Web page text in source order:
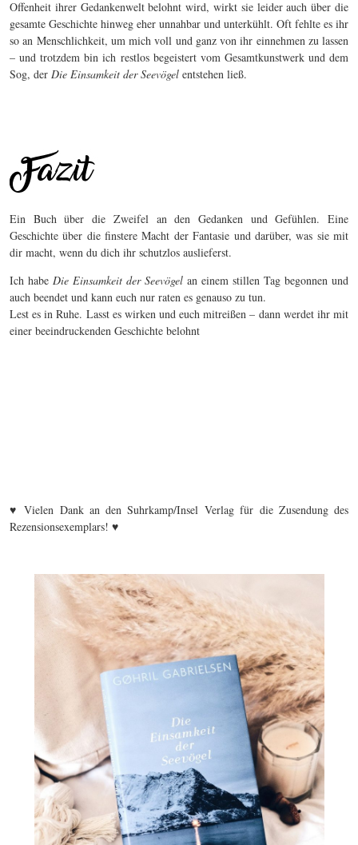
Offenheit ihrer Gedankenwelt belohnt wird, wirkt sie leider auch über die
gesamte Geschichte hinweg eher unnahbar und unterkühlt. Oft fehlte es ihr
so an Menschlichkeit, um mich voll und ganz von ihr einnehmen zu lassen
– und trotzdem bin ich restlos begeistert vom Gesamtkunstwerk und dem
Sog, der Die Einsamkeit der Seevögel entstehen ließ.
Ein Buch über die Zweifel an den Gedanken und Gefühlen. Eine
Geschichte über die finstere Macht der Fantasie und darüber, was sie mit
dir macht, wenn du dich ihr schutzlos auslieferst.
Ich habe Die Einsamkeit der Seevögel an einem stillen Tag begonnen und
auch beendet und kann euch nur raten es genauso zu tun.
Lest es in Ruhe. Lasst es wirken und euch mitreißen – dann werdet ihr mit
einer beeindruckenden Geschichte belohnt
♥ Vielen Dank an den Suhrkamp/Insel Verlag für die Zusendung des
Rezensionsexemplars! ♥